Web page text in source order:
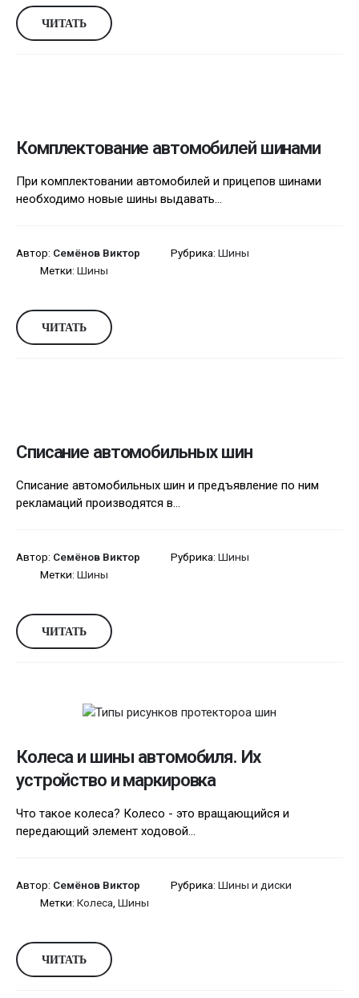
ЧИТАТЬ
Комплектование автомобилей шинами
При комплектовании автомобилей и прицепов шинами
необходимо новые шины выдавать...
Автор: Семёнов Виктор Рубрика: Шины
Метки: Шины
ЧИТАТЬ
Списание автомобильных шин
Списание автомобильных шин и предъявление по ним
рекламаций производятся в...
Автор: Семёнов Виктор Рубрика: Шины
Метки: Шины
ЧИТАТЬ
Колеса и шины автомобиля. Их
устройство и маркировка
Что такое колеса? Колесо - это вращающийся и
передающий элемент ходовой...
Автор: Семёнов Виктор Рубрика: Шины и диски
Метки: Колеса Шины
ЧИТАТЬ